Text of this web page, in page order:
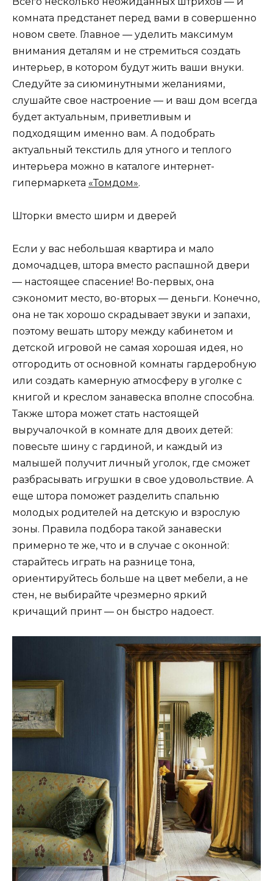
комната предстанет перед вами в совершенно
новом свете. Главное — уделить максимум
внимания деталям и не стремиться создать
интерьер, в котором будут жить ваши внуки.
Следуйте за сиюминутными желаниями,
слушайте свое настроение — и ваш дом всегда
будет актуальным, приветливым и
подходящим именно вам. А подобрать
актуальный текстиль для утного и теплого
интерьера можно в каталоге интернет-
гипермаркета «Томдом».
Шторки вместо ширм и дверей
Если у вас небольшая квартира и мало
домочадцев, штора вместо распашной двери
— настоящее спасение! Во-первых, она
сэкономит место, во-вторых — деньги. Конечно,
она не так хорошо скрадывает звуки и запахи,
поэтому вешать штору между кабинетом и
детской игровой не самая хорошая идея, но
отгородить от основной комнаты гардеробную
или создать камерную атмосферу в уголке с
книгой и креслом занавеска вполне способна.
Также штора может стать настоящей
выручалочкой в комнате для двоих детей:
повесьте шину с гардиной, и каждый из
малышей получит личный уголок, где сможет
разбрасывать игрушки в свое удовольствие. А
еще штора поможет разделить спальню
молодых родителей на детскую и взрослую
зоны. Правила подбора такой занавески
примерно те же, что и в случае с оконной:
старайтесь играть на разнице тона,
ориентируйтесь больше на цвет мебели, а не
стен, не выбирайте чрезмерно яркий
кричащий принт — он быстро надоест.